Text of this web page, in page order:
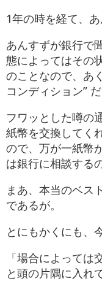
1年の時を経て、
あんすずが銀行で
態によってはその
のことなので、あ
コンディション”
フワッとした噂の
紙幣を交換してく
ので、万が一紙幣
は銀行に相談する
まあ、本当のベス
であるが。
とにもかくにも、
「場合によっては
と頭の片隅に入れ